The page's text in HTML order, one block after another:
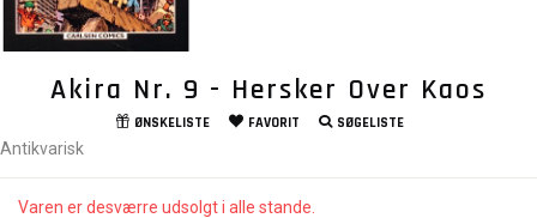
Akira Nr. 9 - Hersker Over Kaos
ØNSKELISTE FAVORIT SØGELISTE
Antikvarisk
Varen er desværre udsolgt i alle stande.